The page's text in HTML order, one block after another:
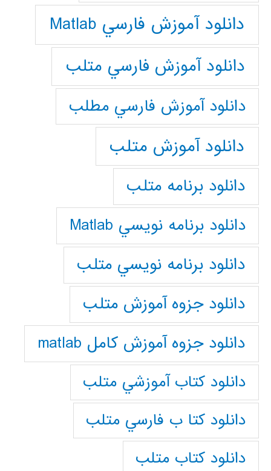
دانلود آموزش فارسي Matlab
دانلود آموزش فارسي متلب
دانلود آموزش فارسي مطلب
دانلود آموزش متلب
دانلود برنامه متلب
دانلود برنامه نويسي Matlab
دانلود برنامه نويسي متلب
دانلود جزوه آموزش متلب
دانلود جزوه آموزش کامل matlab
دانلود كتاب آموزشي متلب
دانلود كتا ب فارسي متلب
دانلود كتاب متلب